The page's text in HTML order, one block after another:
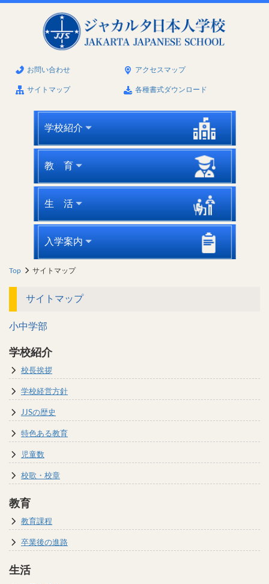
お問い合わせ アクセスマップ
サイトマップ 各種書式ダウンロード
学校紹介
教 育
生 活
入学案内
Top サイトマップ
サイトマップ
小中学部
学校紹介
校長挨拶
学校経営方針
JJSの歴史
特色ある教育
児童数
校歌・校章
教育
教育課程
卒業後の進路
生活